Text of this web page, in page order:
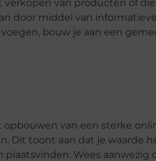
van producten of
door middel van
bouw je aan een
van een sterke
Dit toont aan dat je waarde
Wees aanwezig